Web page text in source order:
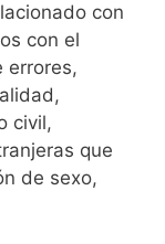
con
con el
errores,
civil,
que
de sexo,